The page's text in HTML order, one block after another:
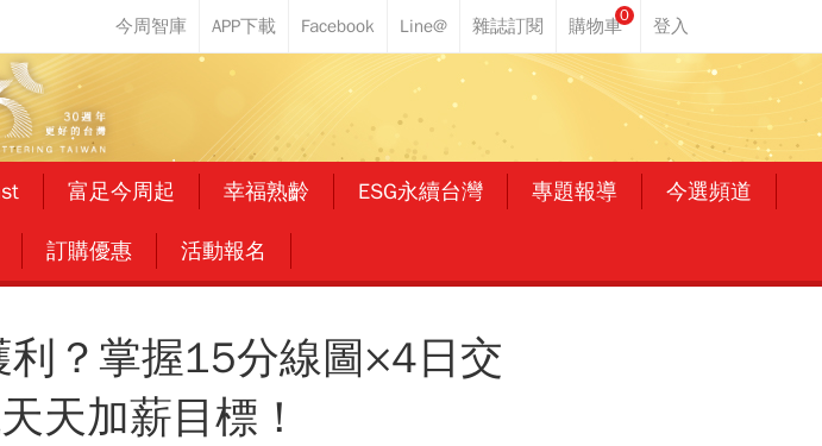
0
富足今周起 幸福熟齡 ESG永續台灣 專題報導 今選頻道
訂購優惠 活動報名
？掌握15分線圖×4日交
天加薪目標！